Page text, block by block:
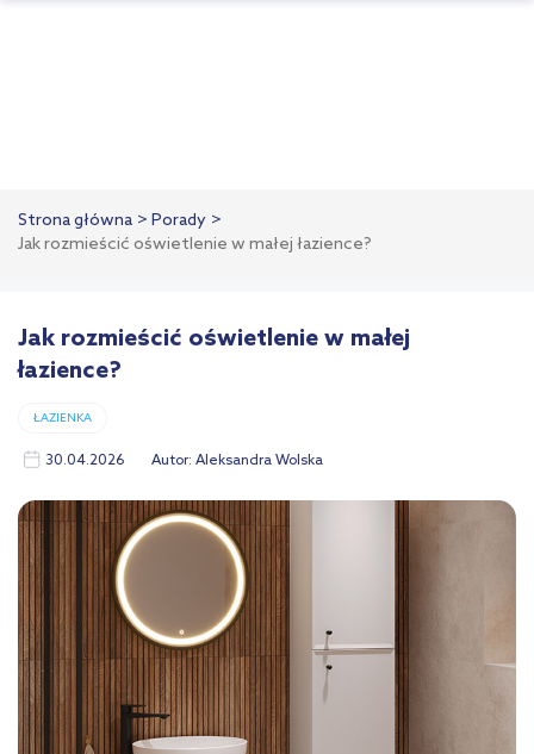
Strona główna
Porady
Jak rozmieścić oświetlenie w małej łazience?
Jak rozmieścić oświetlenie w małej
łazience?
ŁAZIENKA
30.04.2026 Autor:Aleksandra Wolska